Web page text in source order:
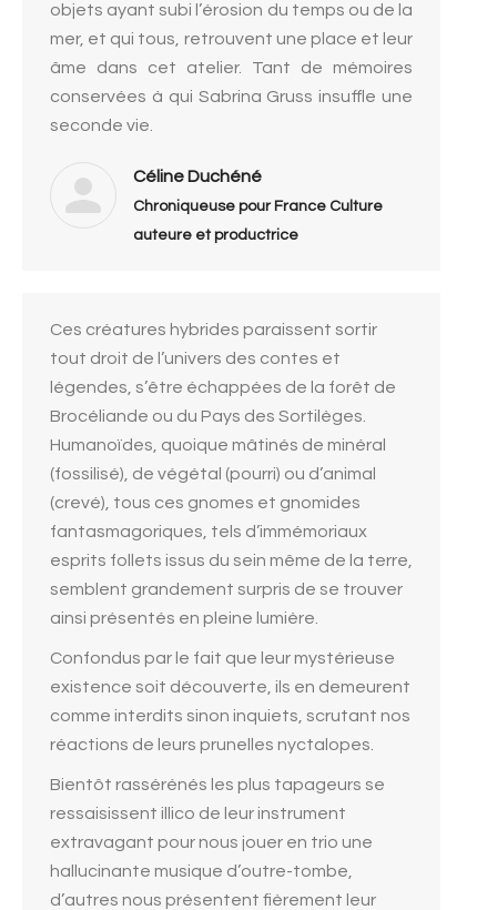
objets ayant subi l’érosion du temps ou de la
mer, et qui tous, retrouvent une place et leur
âme dans cet atelier. Tant de mémoires
conservées à qui Sabrina Gruss insuffle une
seconde vie.
Céline Duchéné
Chroniqueuse pour France Culture
auteure et productrice
Ces créatures hybrides paraissent sortir
tout droit de l’univers des contes et
légendes, s’être échappées de la forêt de
Brocéliande ou du Pays des Sortilèges.
Humanoïdes, quoique mâtinés de minéral
(fossilisé), de végétal (pourri) ou d’animal
(crevé), tous ces gnomes et gnomides
fantasmagoriques, tels d’immémoriaux
esprits follets issus du sein même de la terre,
semblent grandement surpris de se trouver
ainsi présentés en pleine lumière.
Confondus par le fait que leur mystérieuse
existence soit découverte, ils en demeurent
comme interdits sinon inquiets, scrutant nos
réactions de leurs prunelles nyctalopes.
Bientôt rassérénés les plus tapageurs se
ressaisissent illico de leur instrument
extravagant pour nous jouer en trio une
hallucinante musique d’outre-tombe,
d’autres nous présentent fièrement leur